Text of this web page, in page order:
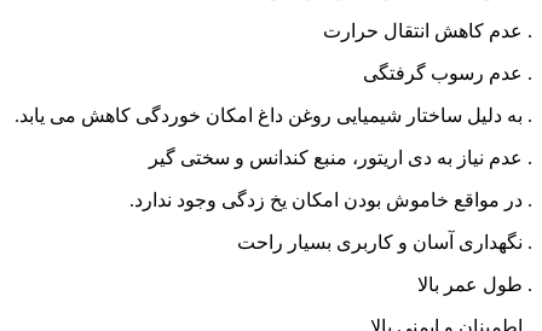
. عدم کاهش انتقال حرارت
. عدم رسوب گرفتگی
. به دلیل ساختار شیمیایی روغن داغ امکان خوردگی کاهش می یابد.
. عدم نیاز به دی اریتور، منبع کندانس و سختی گیر
. در مواقع خاموش بودن امکان یخ زدگی وجود ندارد.
. نگهداری آسان و کاربری بسیار راحت
. طول عمر بالا
. اطمینان و ایمنی بالا